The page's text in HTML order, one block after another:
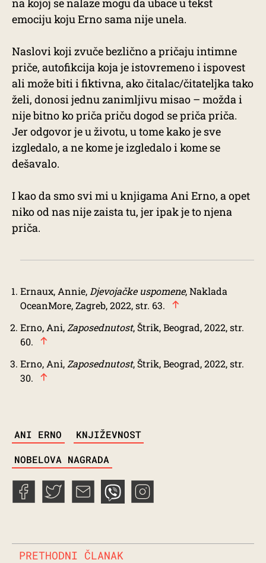
emociju koju Erno sama nije unela.
Naslovi koji zvuče bezlično a pričaju intimne
priče, autofikcija koja je istovremeno i ispovest
ali može biti i fiktivna, ako čitalac/čitateljka tako
želi, donosi jednu zanimljivu misao – možda i
nije bitno ko priča priču dogod se priča priča.
Jer odgovor je u životu, u tome kako je sve
izgledalo, a ne kome je izgledalo i kome se
dešavalo.
I kao da smo svi mi u knjigama Ani Erno, a opet
niko od nas nije zaista tu, jer ipak je to njena
priča.
Ernaux, Annie, Djevojačke uspomene, Naklada
OceanMore, Zagreb, 2022, str. 63.
Erno, Ani, Zaposednutost, Štrik, Beograd, 2022, str.
60.
Erno, Ani, Zaposednutost, Štrik, Beograd, 2022, str.
30.
ANI ERNO KNJIŽEVNOST
NOBELOVA NAGRADA
PRETHODNI ČLANAK